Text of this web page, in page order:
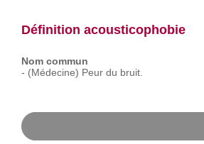
Définition acousticophobie
Nom commun
- (Médecine) Peur du bruit.